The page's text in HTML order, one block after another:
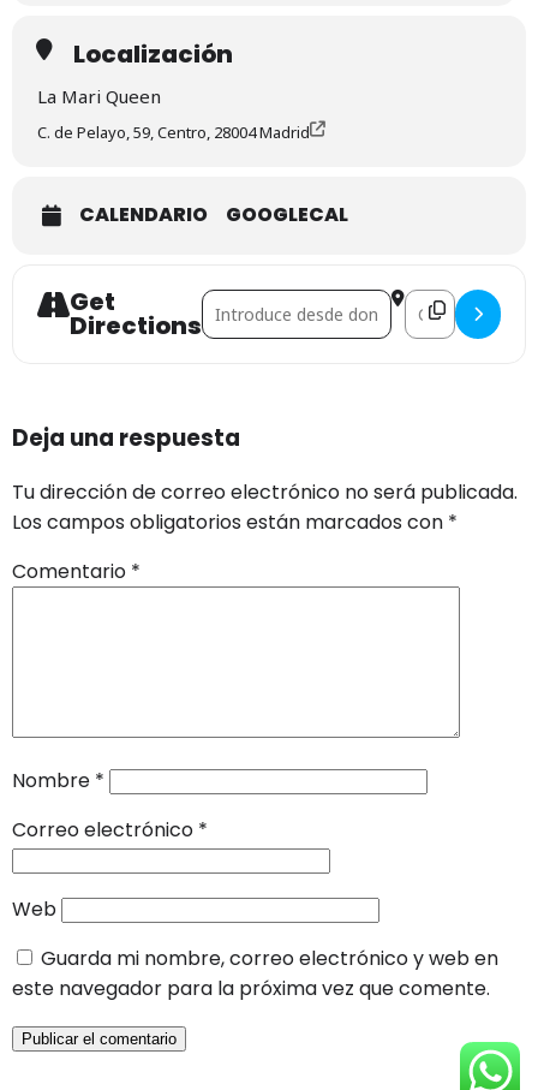
Localización
La Mari Queen
C. de Pelayo, 59, Centro, 28004 Madrid
CALENDARIO GOOGLECAL
Get
Directions
Address - La Mari Queen []Destination
Deja una respuesta
Tu dirección de correo electrónico no será publicada.
Los campos obligatorios están marcados con *
Comentario *
Nombre *
Correo electrónico *
Web
Guarda mi nombre, correo electrónico y web en
este navegador para la próxima vez que comente.